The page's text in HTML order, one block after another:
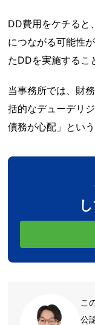
DD費用をケチると
につながる可能性
たDDを実施するこ
当事務所では、財
括的なデューデリ
債務が心配」とい
こ
公